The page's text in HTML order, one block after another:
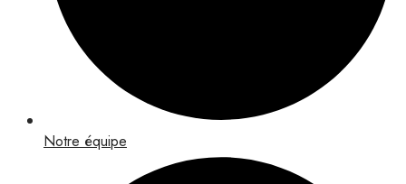
Notre équipe